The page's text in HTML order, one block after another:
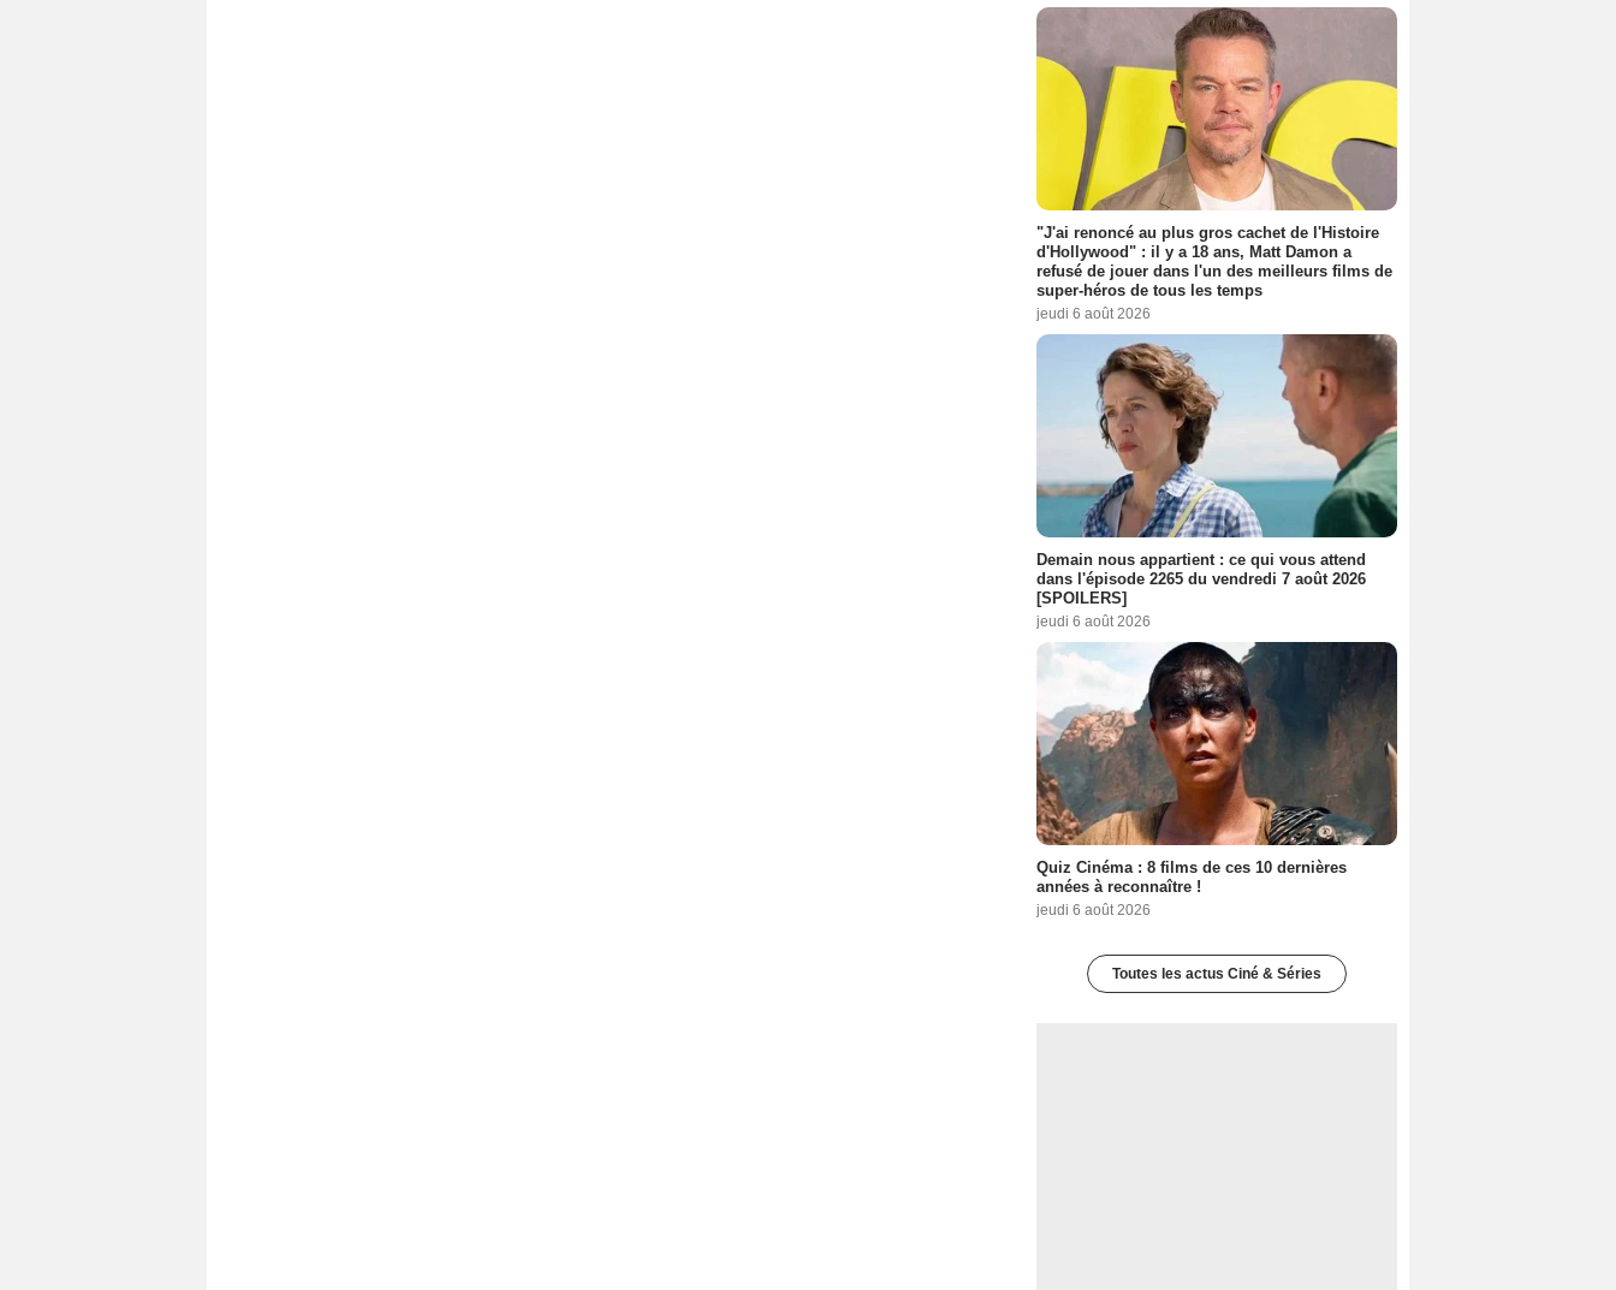
"J'ai renoncé au plus gros cachet de l'Histoire
d'Hollywood" : il y a 18 ans, Matt Damon a
refusé de jouer dans l'un des meilleurs films de
super-héros de tous les temps
jeudi 6 août 2026
Demain nous appartient : ce qui vous attend
dans l'épisode 2265 du vendredi 7 août 2026
[SPOILERS]
jeudi 6 août 2026
Quiz Cinéma : 8 films de ces 10 dernières
années à reconnaître !
jeudi 6 août 2026
Toutes les actus Ciné & Séries